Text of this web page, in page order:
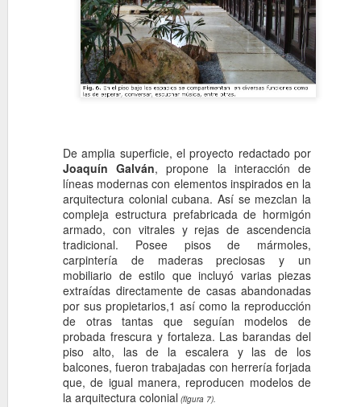
De amplia superficie, el proyecto redactado por
Joaquín Galván, propone la interacción de
líneas modernas con elementos inspirados en la
arquitectura colonial cubana. Así se mezclan la
compleja estructura prefabricada de hormigón
armado, con vitrales y rejas de ascendencia
tradicional. Posee pisos de mármoles,
carpintería de maderas preciosas y un
mobiliario de estilo que incluyó varias piezas
extraídas directamente de casas abandonadas
por sus propietarios,1 así como la reproducción
de otras tantas que seguían modelos de
probada frescura y fortaleza. Las barandas del
piso alto, las de la escalera y las de los
balcones, fueron trabajadas con herrería forjada
que, de igual manera, reproducen modelos de
la arquitectura colonial (figura 7).
Un año después de
panamericana y
el edifico fue diseñado por
el ingeniero cubano José
cubana como columnas y
tejado con una gran
NOV
8
Casa de Manuel
1956.
En 1956 Manuel Gutiérrez
de Jaimanitas, al oeste de
plantas, dos rectángulos
apoyados por muros de
NOV
7
Edificio de
Mario Romañach,
En la esquina de 7ma. y 60